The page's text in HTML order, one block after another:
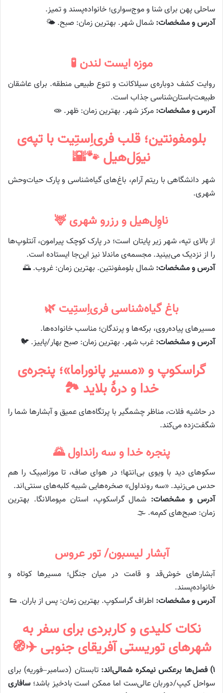
ساحلی پهن برای شنا و موج‌سواری؛ خانواده‌پسند و تمیز.
آدرس و مشخصات: شمال شهر. بهترین زمان: صبح. 🌤️
موزه ایست لندن 🧪
روایت کشف دوباره‌ی سیلاکانت و تنوع طبیعی منطقه. برای عاشقان
طبیعت‌باستان‌شناسی جذاب است.
آدرس و مشخصات: مرکز شهر. بهترین زمان: ظهر. 🧫
بلومفونتین؛ قلب فری‌اِستِیت با تپه‌ی
نیوَل‌هیل 🐾🌇
شهر دانشگاهی با ریتم آرام، باغ‌های گیاه‌شناسی و پارک حیات‌وحش
شهری.
ناوِل‌هیل و رزرو شهری 🦌
از بالای تپه، شهر زیر پایتان است؛ در پارک کوچک پیرامون، آنتلوپ‌ها
را از نزدیک می‌بینید. مجسمه‌ی ماندلا نیز این‌جا ایستاده است.
آدرس و مشخصات: شمال بلومفونتین. بهترین زمان: غروب. 🌅
باغ گیاه‌شناسی فری‌اِستِیت 🌿
مسیرهای پیاده‌روی، برکه‌ها و پرندگان؛ مناسب خانواده‌ها.
آدرس و مشخصات: غرب شهر. بهترین زمان: صبح بهار/پاییز. 🐦
گراسکوپ و «مسیر پانوراما»؛ پنجره‌ی
خدا و درهٔ بلاید 🏞️
در حاشیه فلات، مناظر چشمگیر با پرتگاه‌های عمیق و آبشارها شما را
شگفت‌زده می‌کند.
پنجره خدا و سه رانداول 🌄
سکوهای دید با ویوی بی‌انتها؛ در هوای صاف، تا موزامبیک را هم
حدس می‌زنید. «سه رونداول» صخره‌هایی شبیه کلبه‌های سنتی‌اند.
آدرس و مشخصات: شمال گراسکوپ، استان مپومالانگا. بهترین
زمان: صبح‌های کم‌مه. 🌫️
آبشار لیسبون/ تور عروس
آبشارهای خوش‌قد و قامت در میان جنگل؛ مسیرها کوتاه و
خانواده‌پسند.
آدرس و مشخصات: اطراف گراسکوپ. بهترین زمان: پس از باران. 👟
نکات کلیدی و کاربردی برای سفر به
شهرهای توریستی آفریقای جنوبی ✈️🧭
۱) فصل‌ها برعکس نیمکره شمالی‌اند:
تابستان (دسامبر–فوریه) برای
سواحل کیپ/دوربان عالی‌ست اما ممکن است بادخیز باشد؛ سافاری